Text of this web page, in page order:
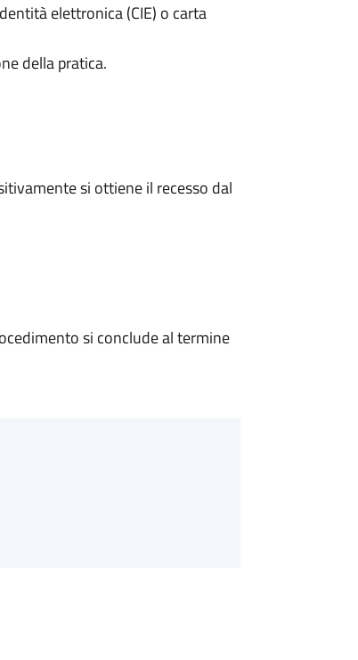
elettronica (CIE) o carta
della pratica.
si ottiene il recesso dal
si conclude al termine